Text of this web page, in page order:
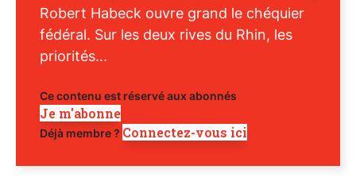
Robert Habeck ouvre grand le chéquier
fédéral. Sur les deux rives du Rhin, les
priorités...
Ce contenu est réservé aux abonnés
Je m'abonne
Déjà membre ? Connectez-vous ici